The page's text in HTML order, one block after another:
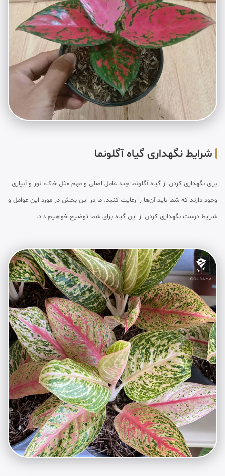
شرایط نگهداری گیاه آگلونما
برای نگهداری کردن از گیاه آگلونما چند عامل اصلی و مهم مثل خاک، نور و آبیاری
وجود دارند که شما باید آن‌ها را رعایت کنید. ما در این بخش در مورد این عوامل و
شرایط درست نگهداری کردن از این گیاه برای شما توضیح خواهیم داد.